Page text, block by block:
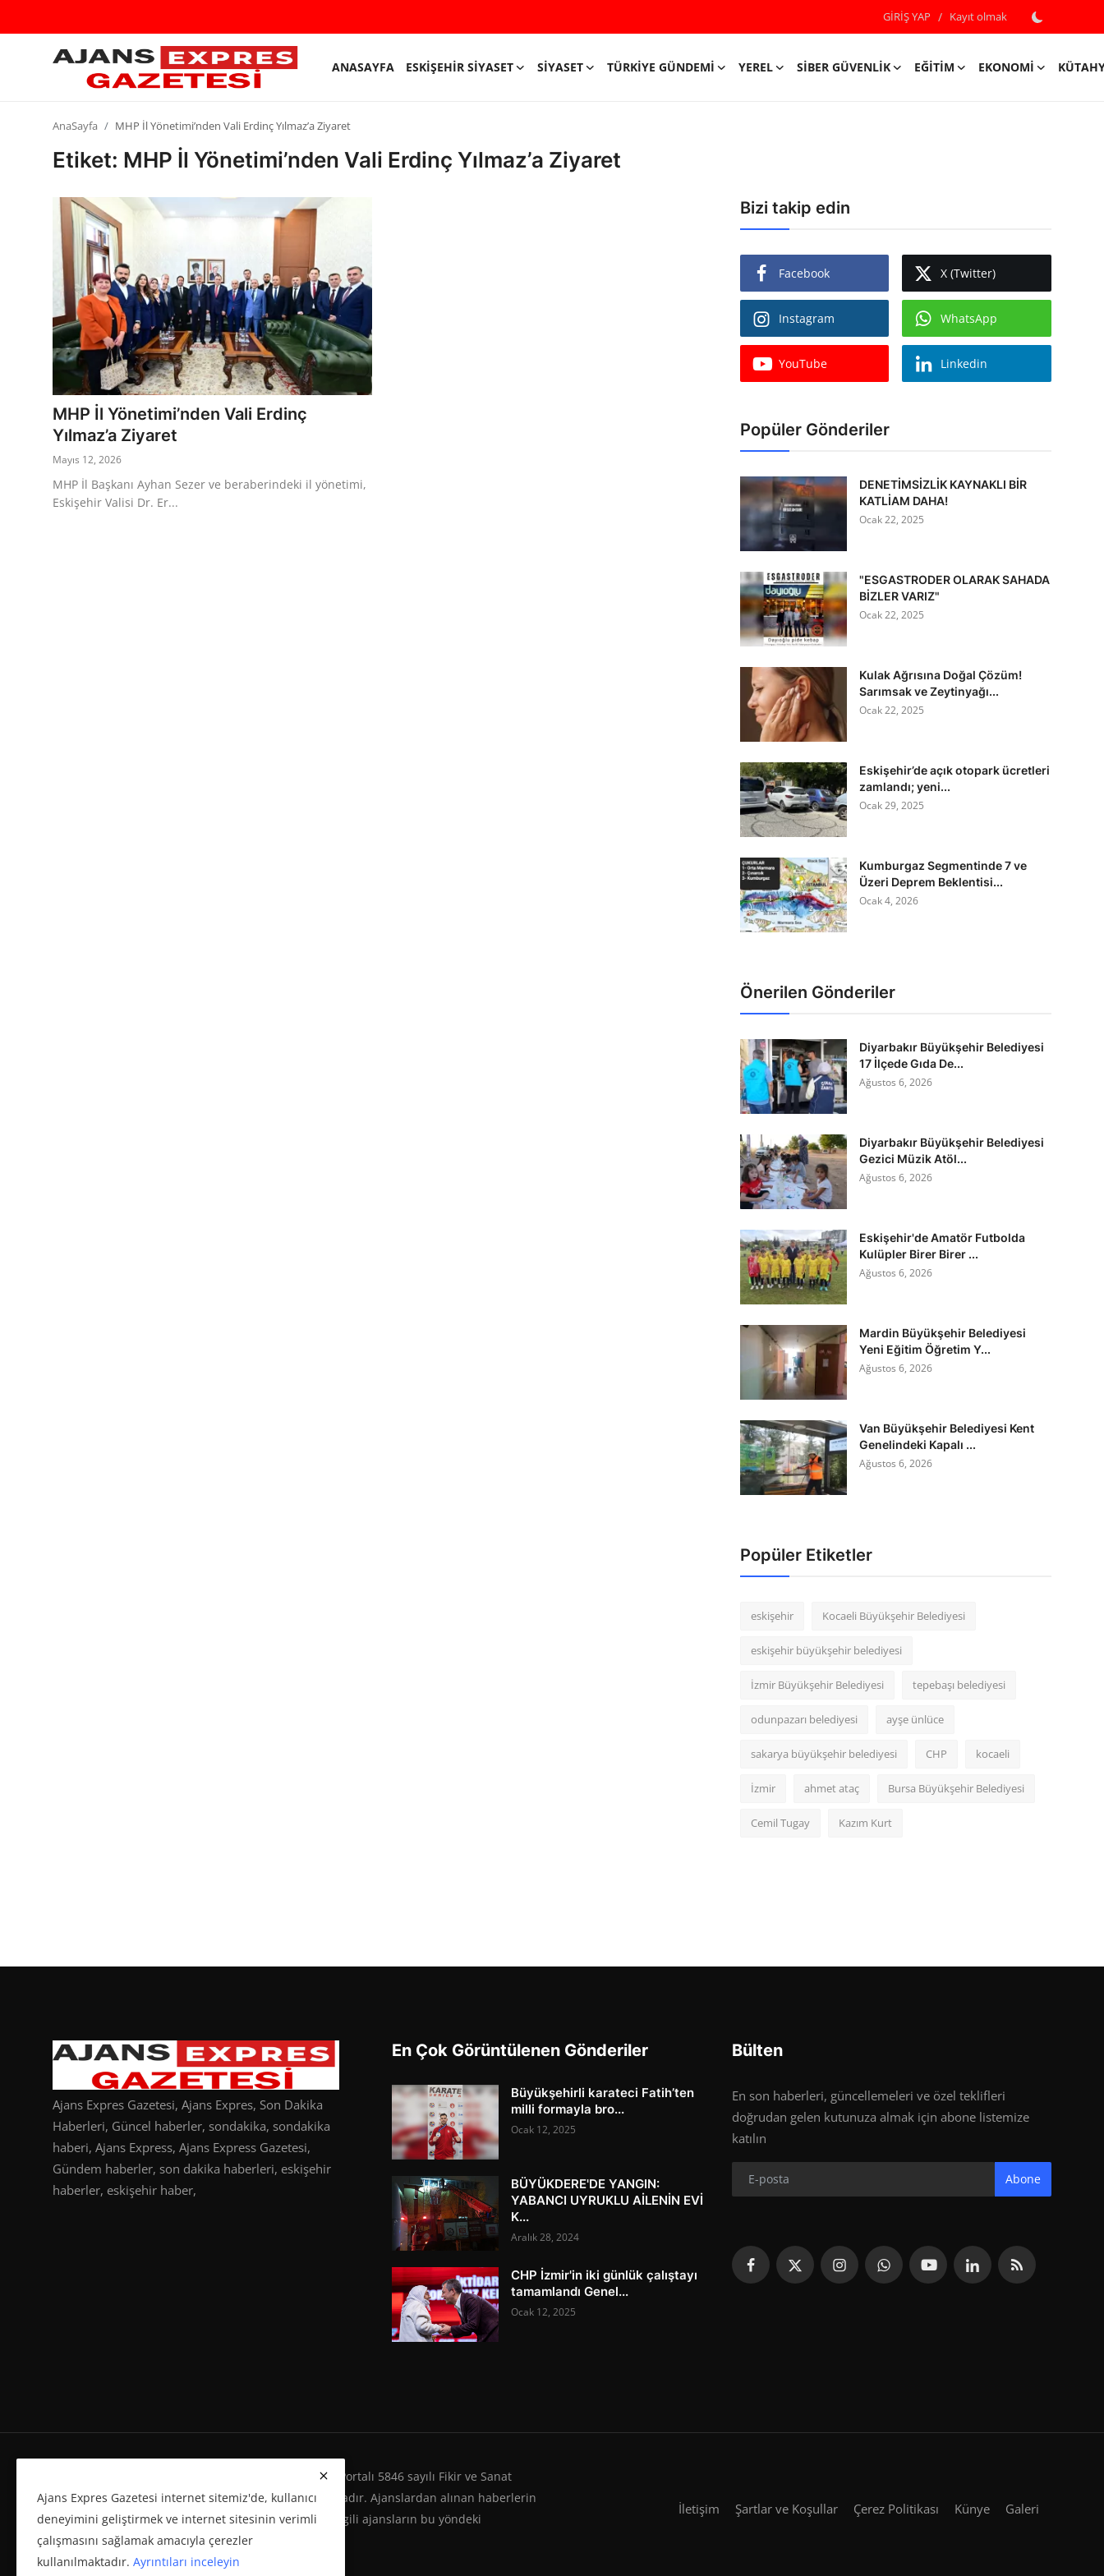
GİRİŞ YAP / Kayıt olmak
ANASAYFA ESKIŞEHIR SIYASET SIYASET TÜRKIYE GÜNDEMI YEREL SIBER GÜVENLIK EĞITIM EKONOMI
GİRİŞ
Kayıt
AnaSayfa
Türkiye Gündemi
Siber Güvenlik
Ekonomi
Kütahya
Özel Haber
AnaSayfa MHP İl Yönetimi’nden Vali Erdinç Yılmaz’a Ziyaret
Etiket: MHP İl Yönetimi’nden Vali Erdinç Yılmaz’a Ziyaret
MHP İl Yönetimi’nden Vali Erdinç
Yılmaz’a Ziyaret
Mayıs 12, 2026
MHP İl Başkanı Ayhan Sezer ve beraberindeki il yönetimi,
Eskişehir Valisi Dr. Er...
Bizi takip edin
Facebook X (Twitter)
Instagram WhatsApp
YouTube Linkedin
Popüler Gönderiler
DENETİMSİZLİK KAYNAKLI BİR
KATLİAM DAHA!
Ocak 22, 2025
"ESGASTRODER OLARAK SAHADA
BİZLER VARIZ"
Ocak 22, 2025
Kulak Ağrısına Doğal Çözüm!
Sarımsak ve Zeytinyağı...
Ocak 22, 2025
Eskişehir’de açık otopark ücretleri
zamlandı; yeni...
Ocak 29, 2025
Kumburgaz Segmentinde 7 ve
Üzeri Deprem Beklentisi...
Ocak 4, 2026
Önerilen Gönderiler
Diyarbakır Büyükşehir Belediyesi
17 İlçede Gıda De...
Ağustos 6, 2026
Diyarbakır Büyükşehir Belediyesi
Gezici Müzik Atöl...
Ağustos 6, 2026
Eskişehir'de Amatör Futbolda
Kulüpler Birer Birer ...
Ağustos 6, 2026
Mardin Büyükşehir Belediyesi
Yeni Eğitim Öğretim Y...
Ağustos 6, 2026
Van Büyükşehir Belediyesi Kent
Genelindeki Kapalı ...
Ağustos 6, 2026
Popüler Etiketler
eskişehir Kocaeli Büyükşehir Belediyesi
eskişehir büyükşehir belediyesi
İzmir Büyükşehir Belediyesi tepebaşı belediyesi
odunpazarı belediyesi ayşe ünlüce
sakarya büyükşehir belediyesi CHP kocaeli
İzmir ahmet ataç Bursa Büyükşehir Belediyesi
Cemil Tugay Kazım Kurt
Ajans Expres Gazetesi, Ajans Expres, Son Dakika
Haberleri, Güncel haberler, sondakika, sondakika
haberi, Ajans Express, Ajans Express Gazetesi,
Gündem haberler, son dakika haberleri, eskişehir
haberler, eskişehir haber,
En Çok Görüntülenen Gönderiler
Büyükşehirli karateci Fatih’ten
milli formayla bro...
Ocak 12, 2025
BÜYÜKDERE'DE YANGIN:
YABANCI UYRUKLU AİLENİN EVİ
K...
Aralık 28, 2024
CHP İzmir'in iki günlük çalıştayı
tamamlandı Genel...
Ocak 12, 2025
Bülten
En son haberleri, güncellemeleri ve özel teklifleri
doğrudan gelen kutunuza almak için abone listemize
katılın
Abone
Ajans Expres Gazetesi Copyright © Her Hakkı Haber Portalı 5846 sayılı Fikir ve Sanat
Eserleri Kanunu'na %100 uygun olarak yayınlanmaktadır. Ajanslardan alınan haberlerin
yeniden yayımı ve herhangi bir ortamda basılması, ilgili ajansların bu yöndeki
politikasına bağlı olarak önceden yazılı izin gerektirir.
İletişim Şartlar ve Koşullar Çerez Politikası Künye Galeri
Ajans Expres Gazetesi internet sitemiz'de, kullanıcı
deneyimini geliştirmek ve internet sitesinin verimli
çalışmasını sağlamak amacıyla çerezler
kullanılmaktadır. Ayrıntıları inceleyin